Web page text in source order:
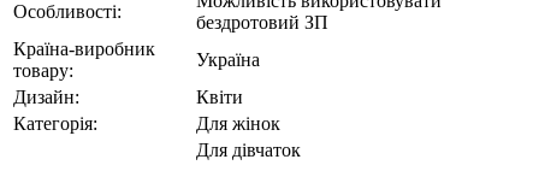
Особливості:
бездротовий ЗП
Країна-виробник
товару:
Україна
Дизайн:
Квіти
Категорія:
Для жінок
Для дівчаток